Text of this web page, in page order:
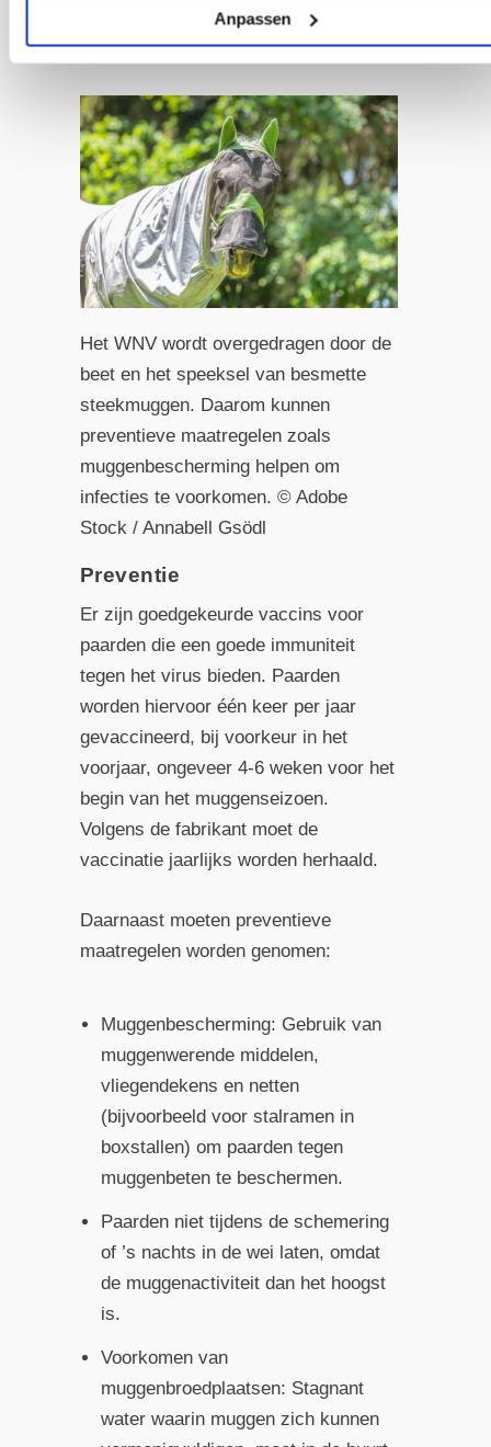
Anpassen
prognose voor klinische gevallen is
erg voorzichtig.
Het WNV wordt overgedragen door de
beet en het speeksel van besmette
steekmuggen. Daarom kunnen
preventieve maatregelen zoals
muggenbescherming helpen om
infecties te voorkomen. © Adobe
Stock / Annabell Gsödl
Preventie
Er zijn goedgekeurde vaccins voor
paarden die een goede immuniteit
tegen het virus bieden. Paarden
worden hiervoor één keer per jaar
gevaccineerd, bij voorkeur in het
voorjaar, ongeveer 4-6 weken voor het
begin van het muggenseizoen.
Volgens de fabrikant moet de
vaccinatie jaarlijks worden herhaald.
Daarnaast moeten preventieve
maatregelen worden genomen:
Muggenbescherming: Gebruik van
muggenwerende middelen,
vliegendekens en netten
(bijvoorbeeld voor stalramen in
boxstallen) om paarden tegen
muggenbeten te beschermen.
Paarden niet tijdens de schemering
of ’s nachts in de wei laten, omdat
de muggenactiviteit dan het hoogst
is.
Voorkomen van
muggenbroedplaatsen: Stagnant
water waarin muggen zich kunnen